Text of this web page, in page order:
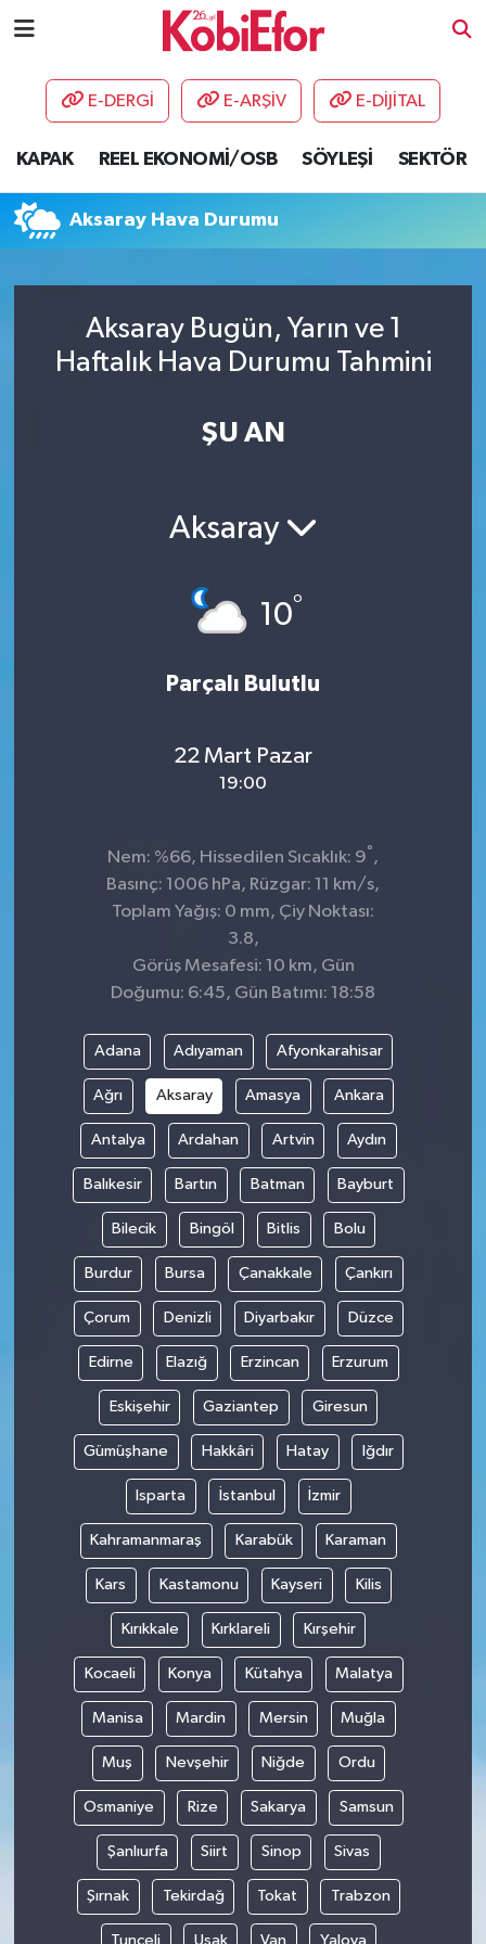
E-DERGİ E-ARŞİV E-DİJİTAL
KAPAK REEL EKONOMİ/OSB SÖYLEŞİ SEKTÖR
Aksaray Hava Durumu
Aksaray Bugün, Yarın ve 1
Haftalık Hava Durumu Tahmini
ŞU AN
Aksaray
10°
Parçalı Bulutlu
22 Mart Pazar
19:00
Nem: %66, Hissedilen Sıcaklık: 9° ,
Basınç: 1006 hPa, Rüzgar: 11 km/s,
Toplam Yağış: 0 mm, Çiy Noktası:
3.8,
Görüş Mesafesi: 10 km, Gün
Doğumu: 6:45, Gün Batımı: 18:58
Adana Adıyaman Afyonkarahisar
Ağrı Aksaray Amasya Ankara
Antalya Ardahan Artvin Aydın
Balıkesir Bartın Batman Bayburt
Bilecik Bingöl Bitlis Bolu
Burdur Bursa Çanakkale Çankırı
Çorum Denizli Diyarbakır Düzce
Edirne Elazığ Erzincan Erzurum
Eskişehir Gaziantep Giresun
Gümüşhane Hakkâri Hatay Iğdır
Isparta İstanbul İzmir
Kahramanmaraş Karabük Karaman
Kars Kastamonu Kayseri Kilis
Kırıkkale Kırklareli Kırşehir
Kocaeli Konya Kütahya Malatya
Manisa Mardin Mersin Muğla
Muş Nevşehir Niğde Ordu
Osmaniye Rize Sakarya Samsun
Şanlıurfa Siirt Sinop Sivas
Şırnak Tekirdağ Tokat Trabzon
Tunceli Uşak Van Yalova
AKADEMİ
DESTEK-TEŞVİK
ETKİNLİK
HABERLER